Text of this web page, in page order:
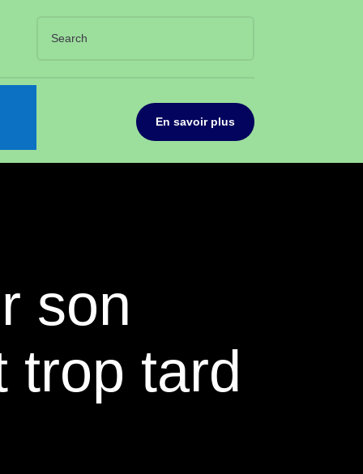
En savoir plus
son
trop tard